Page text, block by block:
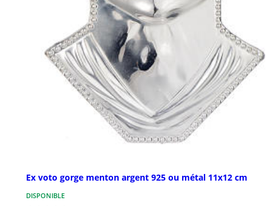
Ex voto gorge menton argent 925 ou métal 11x12 cm
DISPONIBLE